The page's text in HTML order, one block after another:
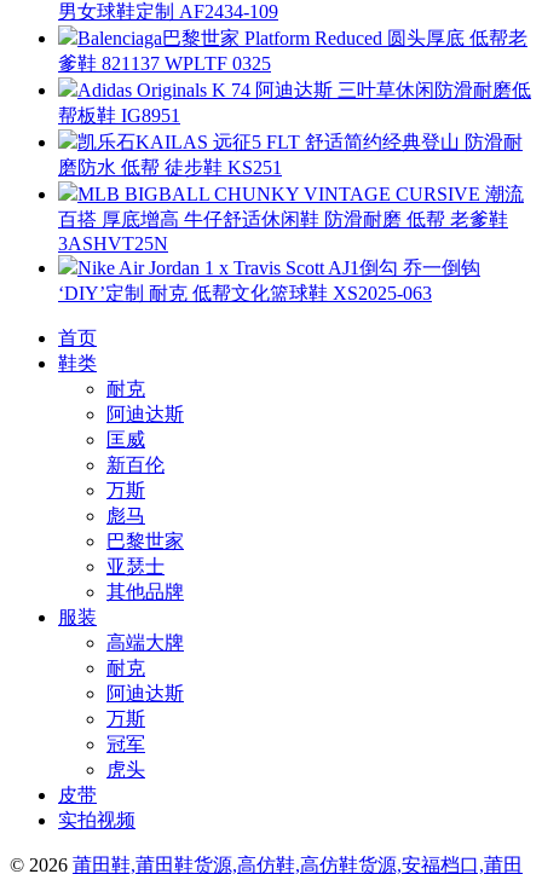
男女球鞋定制 AF2434-109
Balenciaga巴黎世家 Platform Reduced 圆头厚底 低帮老
爹鞋 821137 WPLTF 0325
Adidas Originals K 74 阿迪达斯 三叶草休闲防滑耐磨低
帮板鞋 IG8951
凯乐石KAILAS 远征5 FLT 舒适简约经典登山 防滑耐
磨防水 低帮 徒步鞋 KS251
MLB BIGBALL CHUNKY VINTAGE CURSIVE 潮流
百搭 厚底增高 牛仔舒适休闲鞋 防滑耐磨 低帮 老爹鞋
3ASHVT25N
Nike Air Jordan 1 x Travis Scott AJ1倒勾 乔一倒钩
‘DIY’定制 耐克 低帮文化篮球鞋 XS2025-063
首页
鞋类
耐克
阿迪达斯
匡威
新百伦
万斯
彪马
巴黎世家
亚瑟士
其他品牌
服装
高端大牌
耐克
阿迪达斯
万斯
冠军
虎头
皮带
实拍视频
© 2026 莆田鞋,莆田鞋货源,高仿鞋,高仿鞋货源,安福档口,莆田